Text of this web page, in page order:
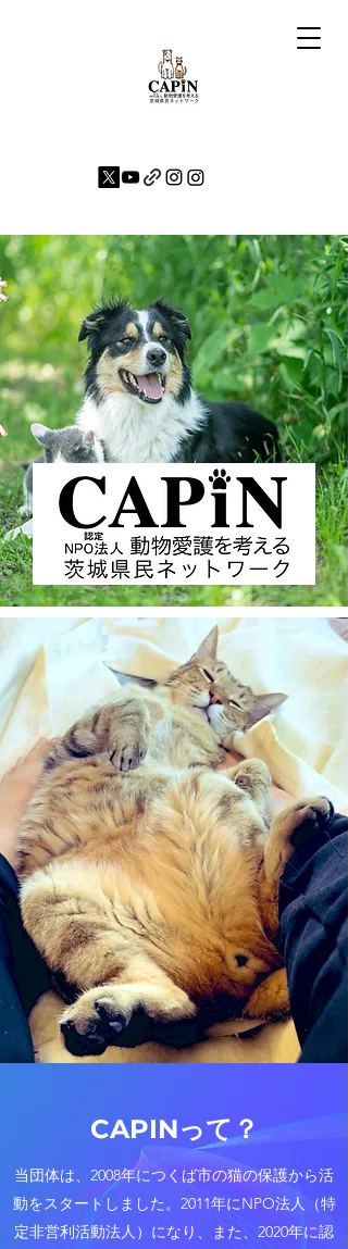
CAPINって？
当団体は、2008年につくば市の猫の保護から活
動をスタートしました。2011年にNPO法人（特
定非営利活動法人）になり、また、2020年に認